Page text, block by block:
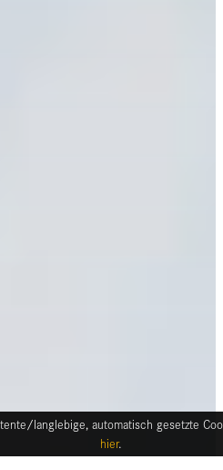
langlebige, automatisch gesetzte
hier.